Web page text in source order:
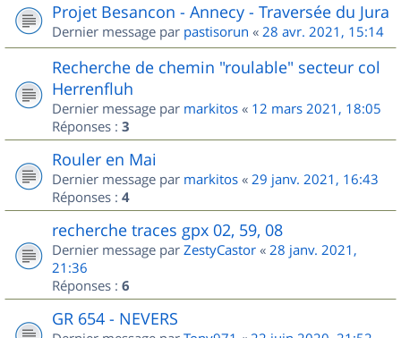
Projet Besancon - Annecy - Traversée du Jura
Dernier message par pastisorun « 28 avr. 2021, 15:14
Recherche de chemin "roulable" secteur col
Herrenfluh
Dernier message par markitos « 12 mars 2021, 18:05
Réponses : 3
Rouler en Mai
Dernier message par markitos « 29 janv. 2021, 16:43
Réponses : 4
recherche traces gpx 02, 59, 08
Dernier message par ZestyCastor « 28 janv. 2021,
21:36
Réponses : 6
GR 654 - NEVERS